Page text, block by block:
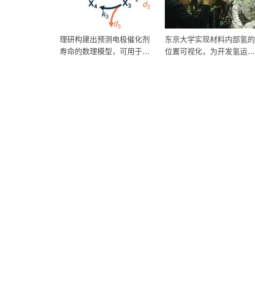
理研构建出预测电极催化剂
寿命的数理模型，可用于开
东京大学实现材料内部氢的
位置可视化，为开发氢运输